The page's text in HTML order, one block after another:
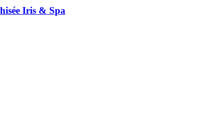
Iris & Spa